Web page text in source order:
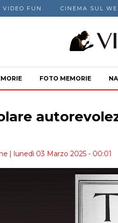
VIDEO FUN CINEMA SUL
FOTO MEMORIE
| lunedì 03 Marzo 2025 - 00:01